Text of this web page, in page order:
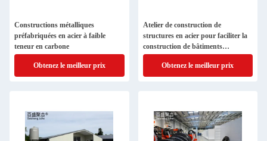
Constructions métalliques
préfabriquées en acier à faible
teneur en carbone
Obtenez le meilleur prix
Atelier de construction de
structures en acier pour faciliter la
construction de bâtiments
métalliques préfabriqués sur
mesureObtenez le meilleur prix